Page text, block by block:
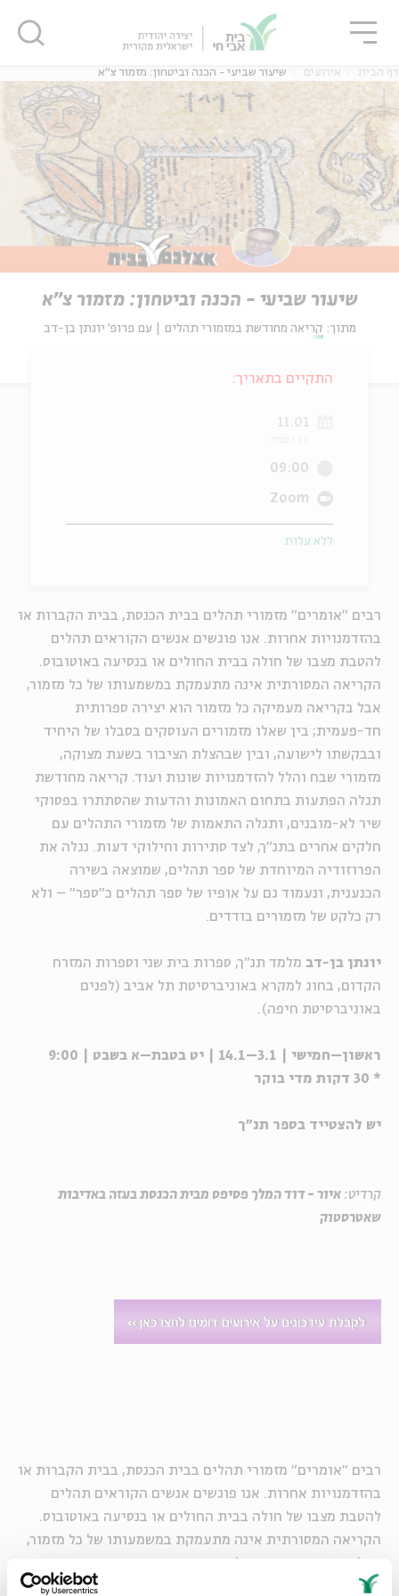
דף הבית אירועים שיעור שביעי - הכנה וביטחון: מזמור צ"א
שיעור שביעי - הכנה וביטחון: מזמור צ"א
מתוך: קריאה מחודשת במזמורי תהלים | עם פרופ' יונתן בן-דב
רבים "אומרים" מזמורי תהלים בבית הכנסת, בבית הקברות או
בהזדמנויות אחרות. אנו פוגשים אנשים הקוראים תהלים
להטבת מצבו של חולה בבית החולים או בנסיעה באוטובוס.
הקריאה המסורתית אינה מתעמקת במשמעותו של כל מזמור,
אבל בקריאה מעמיקה כל מזמור הוא יצירה ספרותית
חד-פעמית; בין שאלו מזמורים העוסקים בסבלו של היחיד
ובבקשתו לישועה, ובין שבהצלת הציבור בשעת מצוקה,
מזמורי שבח והלל להזדמנויות שונות ועוד. קריאה מחודשת
תגלה הפתעות בתחום האמונות והדעות שהסתתרו בפסוקי
שיר לא-מובנים, ותגלה התאמות של מזמורי התהלים עם
חלקים אחרים בתנ"ך, לצד סתירות וחילוקי דעות. נגלה את
הפרוזודיה המיוחדת של ספר תהלים, שמוצאה בשירה
הכנענית, ונעמוד גם על אופיו של ספר תהלים כ"ספר" – ולא
רק כלקט של מזמורים בודדים.
יונתן בן-דב מלמד תנ"ך, ספרות בית שני וספרות המזרח
הקדום, בחוג למקרא באוניברסיטת תל אביב (לפנים
באוניברסיטת חיפה).
ראשון–חמישי | 3.1–14.1 | יט בטבת–א בשבט | 9:00
* 30 דקות מדי בוקר
יש להצטייד בספר תנ"ך
קרדיט: איור - דוד המלך פסיפס מבית הכנסת בעזה באדיבות
שאטרסטוק
רבים "אומרים" מזמורי תהלים בבית הכנסת, בבית הקברות או
בהזדמנויות אחרות. אנו פוגשים אנשים הקוראים תהלים
להטבת מצבו של חולה בבית החולים או בנסיעה באוטובוס.
הקריאה המסורתית אינה מתעמקת במשמעותו של כל מזמור,
חד-פעמית; בין שאלו מזמורים העוסקים בסבלו של היחיד
התקיים בתאריך:
11.01
09:00
Zoom
ללא עלות
סגור